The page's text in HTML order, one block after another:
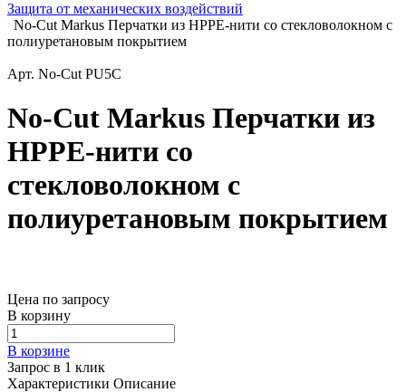
Защита от механических воздействий
No-Cut Markus Перчатки из HPPE-нити со стекловолокном с
полиуретановым покрытием
Арт. No-Cut PU5C
No-Cut Markus Перчатки из
HPPE-нити со
стекловолокном с
полиуретановым покрытием
Цена по запросу
В корзину
В корзине
Запрос в 1 клик
Характеристики Описание